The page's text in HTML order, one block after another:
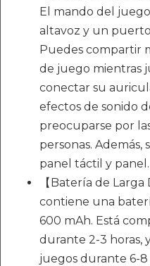
El mando del
altavoz y un
Puedes compartir
de juego mientras
conectar su
efectos de sonido
preocuparse por
personas.
panel táctil y panel.
【Batería de
contiene una
600 mAh. Está
durante 2-3 horas,
juegos durante 6-